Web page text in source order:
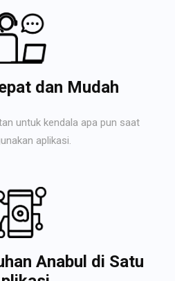
dan Mudah
untuk kendala apa pun saat
aplikasi.
Anabul di Satu